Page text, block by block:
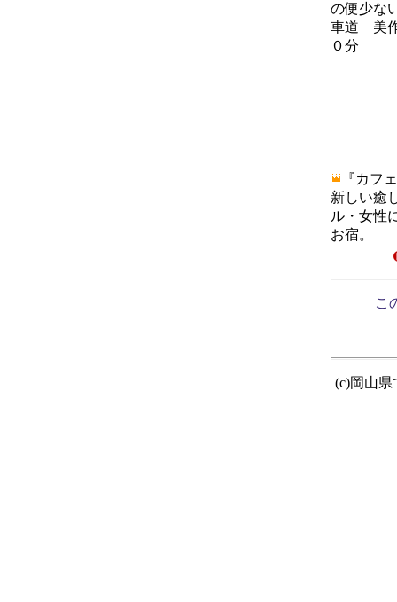
の便少な
車道 美
０分
『カフ
新しい癒
ル・女性
お宿。
こ
(c)岡山